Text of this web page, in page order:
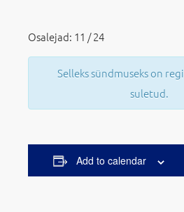
Osalejad: 11 / 24
Selleks sündmuseks on
suletud.
Add to calendar